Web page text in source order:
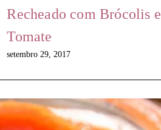
Recheado com Brócolis e
Tomate
setembro 29, 2017